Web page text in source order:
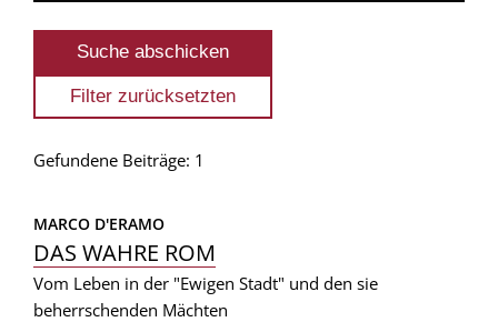
Gefundene Beiträge: 1
MARCO D'ERAMO
DAS WAHRE ROM
Vom Leben in der "Ewigen Stadt" und den sie
beherrschenden Mächten